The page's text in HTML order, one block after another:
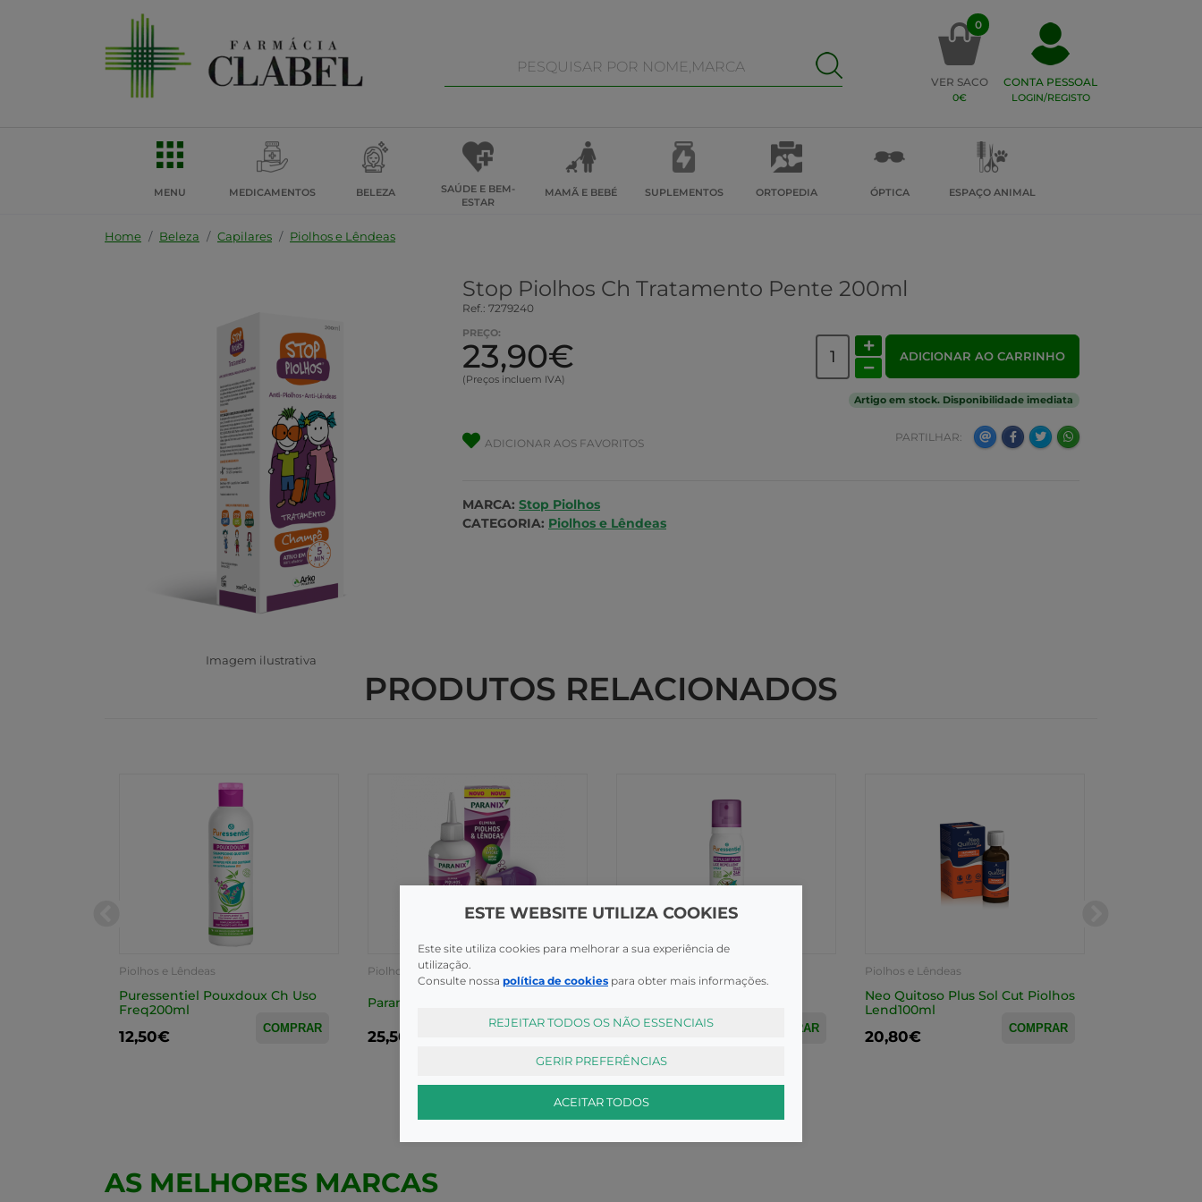
0
VER SACO
0€
CONTA PESSOAL
LOGIN/REGISTO
MENU MEDICAMENTOS BELEZA
SAÚDE E BEM-
ESTAR
MAMÃ E BEBÉ SUPLEMENTOS ORTOPEDIA ÓPTICA ESPAÇO ANIMAL
Home Beleza Capilares Piolhos e Lêndeas
Imagem ilustrativa
Stop Piolhos Ch Tratamento Pente 200ml
Ref.: 7279240
PREÇO:
23,90€
(Preços incluem IVA)
ADICIONAR AO CARRINHO
Artigo em stock. Disponibilidade imediata
ADICIONAR AOS FAVORITOS PARTILHAR:
MARCA: Stop Piolhos
CATEGORIA: Piolhos e Lêndeas
PRODUTOS RELACIONADOS
Piolhos e Lêndeas
Puressentiel Pouxdoux Ch Uso
Freq200ml
12,50€ COMPRAR
Piolhos e Lêndeas
Paranix Ch Tratam Piolhos 200ml
25,50€ COMPRAR COMPRAR
Piolhos e Lêndeas
Neo Quitoso Plus Sol Cut Piolhos
Lend100ml
20,80€ COMPRAR
AS MELHORES MARCAS
ESTE WEBSITE UTILIZA COOKIES
Este site utiliza cookies para melhorar a sua experiência de
utilização.
Consulte nossa política de cookies para obter mais informações.
REJEITAR TODOS OS NÃO ESSENCIAIS
GERIR PREFERÊNCIAS
ACEITAR TODOS